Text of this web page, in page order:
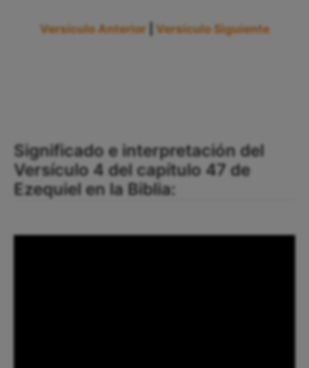
Versículo Anterior Versículo Siguiente
Significado e interpretación del
Versículo 4 del capítulo 47 de
Ezequiel en la Biblia: